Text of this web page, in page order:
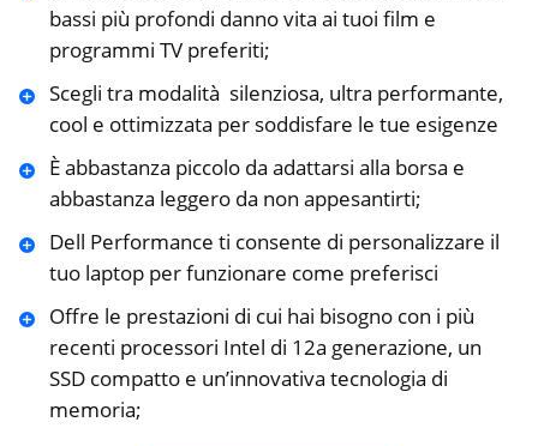
bassi più profondi danno vita ai tuoi film e
programmi TV preferiti;
Scegli tra modalità silenziosa, ultra performante,
cool e ottimizzata per soddisfare le tue esigenze
È abbastanza piccolo da adattarsi alla borsa e
abbastanza leggero da non appesantirti;
Dell Performance ti consente di personalizzare il
tuo laptop per funzionare come preferisci
Offre le prestazioni di cui hai bisogno con i più
recenti processori Intel di 12a generazione, un
SSD compatto e un’innovativa tecnologia di
memoria;